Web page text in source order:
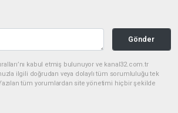
Gönder
kabul etmiş bulunuyor ve kanal32.com.tr
ilgili doğrudan veya dolaylı tüm sorumluluğu tek
tüm yorumlardan site yönetimi hiçbir şekilde